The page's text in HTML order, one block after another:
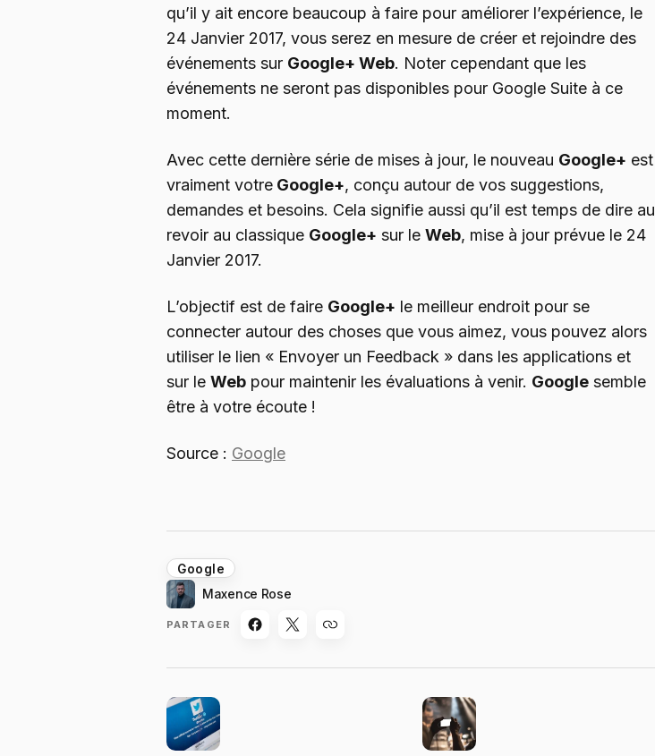
qu’il y ait encore beaucoup à faire pour améliorer l’expérience, le
24 Janvier 2017, vous serez en mesure de créer et rejoindre des
événements sur Google+ Web. Noter cependant que les
événements ne seront pas disponibles pour Google Suite à ce
moment.
Avec cette dernière série de mises à jour, le nouveau Google+ est
vraiment votre Google+, conçu autour de vos suggestions,
demandes et besoins. Cela signifie aussi qu’il est temps de dire au
revoir au classique Google+ sur le Web, mise à jour prévue le 24
Janvier 2017.
L’objectif est de faire Google+ le meilleur endroit pour se
connecter autour des choses que vous aimez, vous pouvez alors
utiliser le lien « Envoyer un Feedback » dans les applications et
sur le Web pour maintenir les évaluations à venir. Google semble
être à votre écoute !
Source : Google
Google
Maxence Rose
PARTAGER